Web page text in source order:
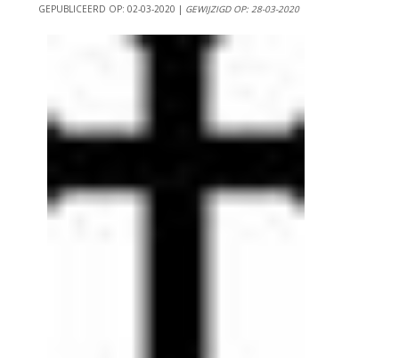
GEPUBLICEERD OP: 02-03-2020 | GEWIJZIGD OP: 28-03-2020